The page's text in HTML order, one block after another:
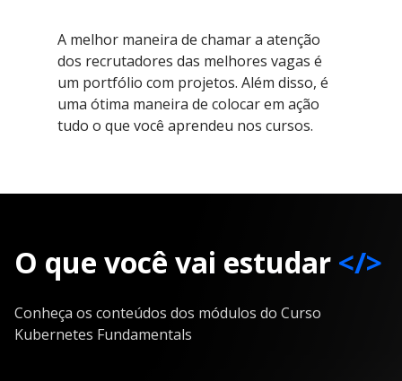
A melhor maneira de chamar a atenção
dos recrutadores das melhores vagas é
um portfólio com projetos. Além disso, é
uma ótima maneira de colocar em ação
tudo o que você aprendeu nos cursos.
O que você vai estudar </>
Conheça os conteúdos dos módulos do Curso
Kubernetes Fundamentals